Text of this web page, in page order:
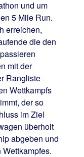
und um
5 Mile Run.
erreichen,
die den
mit der
Rangliste
Wettkampfs
der so
im Ziel
überholt
abgeben und